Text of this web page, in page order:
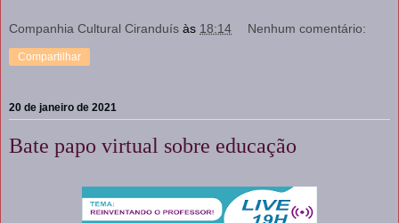
Companhia Cultural Ciranduís às 18:14 Nenhum comentário:
Compartilhar
20 de janeiro de 2021
Bate papo virtual sobre educação